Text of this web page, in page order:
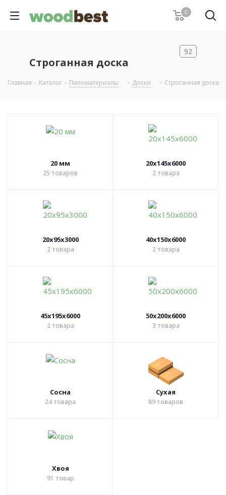
0
Строганная доска
92
Главная - Каталог - Пиломатериалы - Доски - Строганная доска
20 мм
25 товаров
20х145х6000
2товара
20х95х3000
2товара
40х150х6000
2товара
45х195х6000
2товара
50х200х6000
3 товара
Сосна
24 товара
Сухая
89 товаров
Хвоя
91 товар